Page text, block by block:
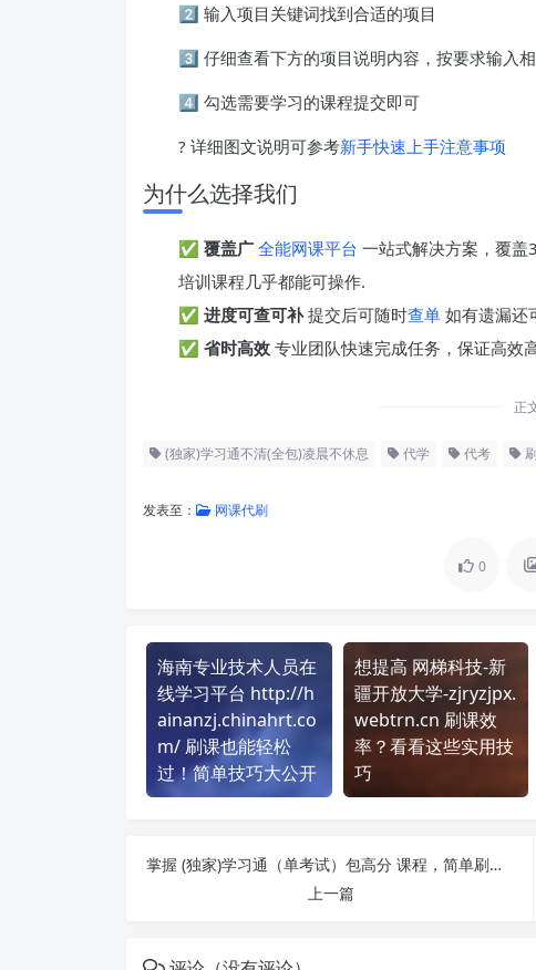
2️⃣ 输入项目关键词找到合适的项目
3️⃣ 仔细查看下方的项目说明内容，按要求输入
4️⃣ 勾选需要学习的课程提交即可
? 详细图文说明可参考新手快速上手注意事项
为什么选择我们
✅ 覆盖广 全能网课平台 一站式解决方案，覆
培训课程几乎都能可操作.
✅ 进度可查可补提交后可随时查单 如有遗漏还
✅ 省时高效 专业团队快速完成任务，保证高效
正
(独家)学习通不清(全包)凌晨不休息 代学 代考
发表至： 网课代刷
0
海南专业技术人员在
线学习平台 http://h
ainanzj.chinahrt.co
m/ 刷课也能轻松
过！简单技巧大公开
想提高 网梯科技-新
疆开放大学-zjryzjpx.
webtrn.cn 刷课效
率？看看这些实用技
巧
掌握 (独家)学习通（单考试）包高分 课程，简单刷课技巧分享！
上一篇